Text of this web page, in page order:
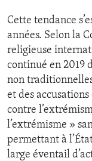
Cette tendance
années. Selon la
religieuse
continué en 2019
non
et des
contre
l’extrémisme »
permettant à
large éventail